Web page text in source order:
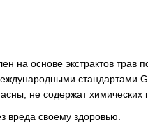
на основе экстрактов трав
стандартами
не содержат химических
вреда своему здоровью.